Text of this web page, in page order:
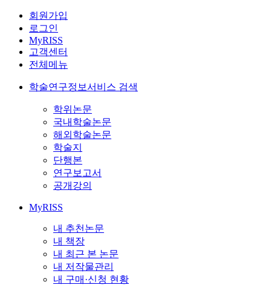
회원가입
로그인
MyRISS
고객센터
전체메뉴
학술연구정보서비스 검색
학위논문
국내학술논문
해외학술논문
학술지
단행본
연구보고서
공개강의
MyRISS
내 추천논문
내 책장
내 최근 본 논문
내 저작물관리
내 구매·신청 현황